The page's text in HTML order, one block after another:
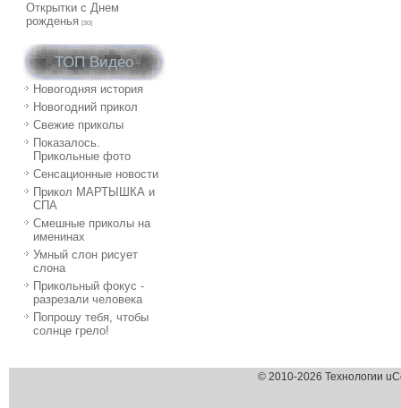
Открытки с Днем
рожденья
[30]
ТОП Видео
Новогодняя история
Новогодний прикол
Свежие приколы
Показалось.
Прикольные фото
Сенсационные новости
Прикол МАРТЫШКА и
СПА
Смешные приколы на
именинах
Умный слон рисует
слона
Прикольный фокус -
разрезали человека
Попрошу тебя, чтобы
солнце грело!
© 2010-2026 Технологии